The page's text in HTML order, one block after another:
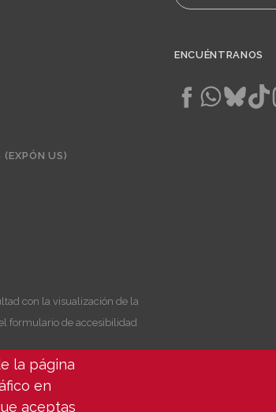
(EXPÓN US)
con la visualización de la
formulario de accesibilidad
ENCUÉNTRANOS
la página
en
aceptas